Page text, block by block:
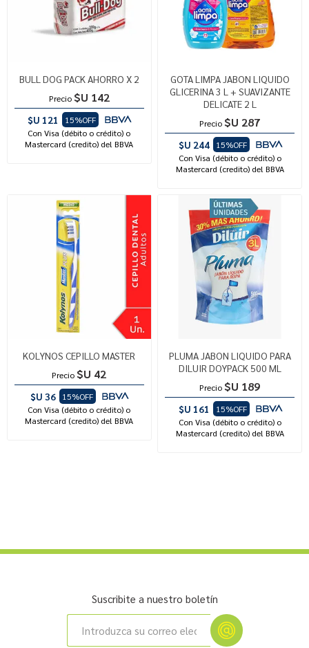
BULL DOG PACK AHORRO X 2
Precio $U 142
$U 121
15%OFF
Con Visa (débito o crédito) o
Mastercard (credito) del BBVA
GOTA LIMPA JABON LIQUIDO
GLICERINA 3 L + SUAVIZANTE
DELICATE 2 L
Precio $U 287
$U 244
15%OFF
Con Visa (débito o crédito) o
Mastercard (credito) del BBVA
KOLYNOS CEPILLO MASTER
Precio $U 42
$U 36
15%OFF
Con Visa (débito o crédito) o
Mastercard (credito) del BBVA
PLUMA JABON LIQUIDO PARA
DILUIR DOYPACK 500 ML
Precio $U 189
$U 161
15%OFF
Con Visa (débito o crédito) o
Mastercard (credito) del BBVA
Suscribite a nuestro boletín